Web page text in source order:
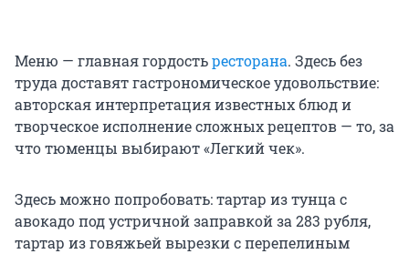
Меню — главная гордостьресторана. Здесь без
труда доставят гастрономическое удовольствие:
авторская интерпретация известных блюд и
творческое исполнение сложных рецептов — то, за
что тюменцы выбирают «Легкий чек».
Здесь можно попробовать: тартар из тунца с
авокадо под устричной заправкой за 283 рубля,
тартар из говяжьей вырезки с перепелиным